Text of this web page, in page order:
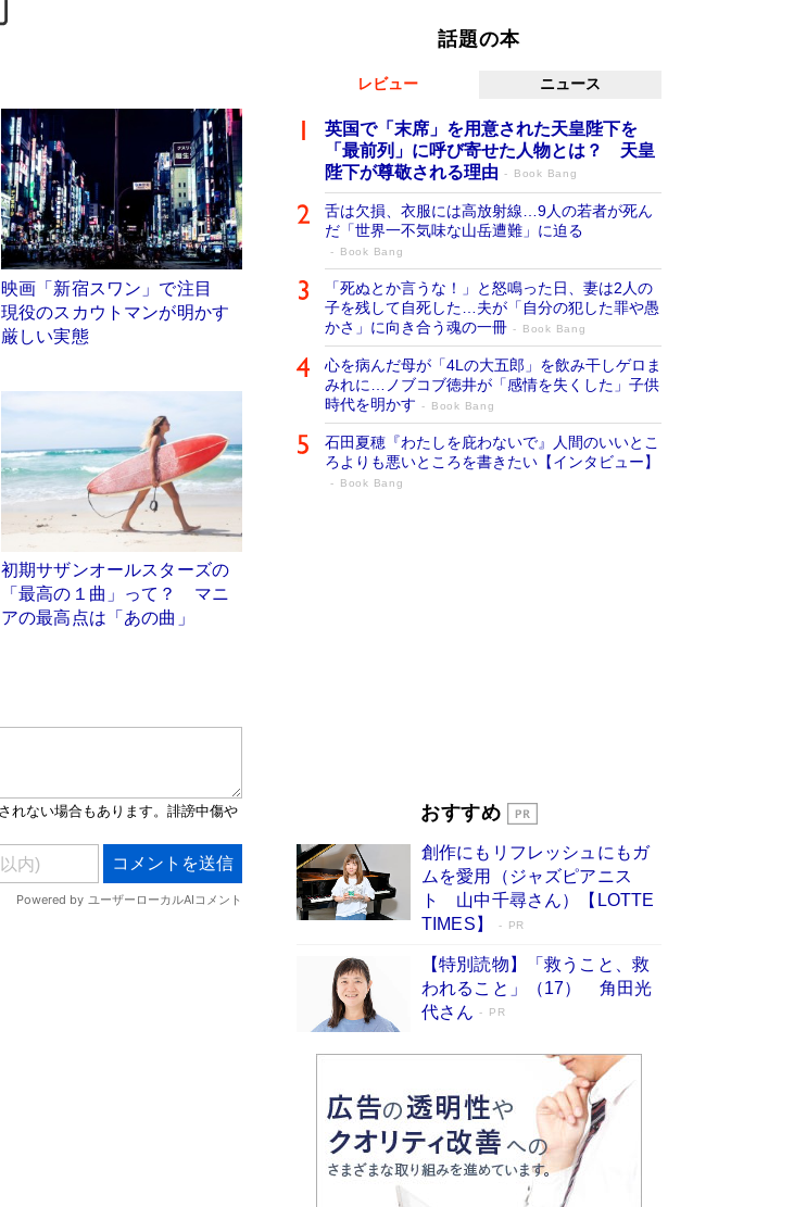
映画「新宿スワン」で注目
現役のスカウトマンが明かす
厳しい実態
初期サザンオールスターズの
「最高の１曲」って？ マニ
アの最高点は「あの曲」
話題の本
レビュー ニュース
英国で「末席」を用意された天皇陛下を
「最前列」に呼び寄せた人物とは？ 天皇
陛下が尊敬される理由
Book Bang
舌は欠損、衣服には高放射線…9人の若者が死ん
だ「世界一不気味な山岳遭難」に迫る
Book Bang
「死ぬとか言うな！」と怒鳴った日、妻は2人の
子を残して自死した…夫が「自分の犯した罪や愚
かさ」に向き合う魂の一冊
Book Bang
心を病んだ母が「4Lの大五郎」を飲み干しゲロま
みれに…ノブコブ徳井が「感情を失くした」子供
時代を明かす
Book Bang
石田夏穂『わたしを庇わないで』人間のいいとこ
ろよりも悪いところを書きたい【インタビュー】
Book Bang
開発への関心を押し上げた18年の物語に幕 特装
Book Bang
「不意に涙が出そうに…」高嶋政伸が明かし
た“13歳の娘を暴行する役”への葛藤 インティマ
シーコーディネーターに支えられたNHK『大奥』
おすすめ
創作にもリフレッシュにもガ
ムを愛用（ジャズピアニス
ト 山中千尋さん）【LOTTE
TIMES】
PR
【特別読物】「救うこと、救
われること」（17） 角田光
代さん
PR